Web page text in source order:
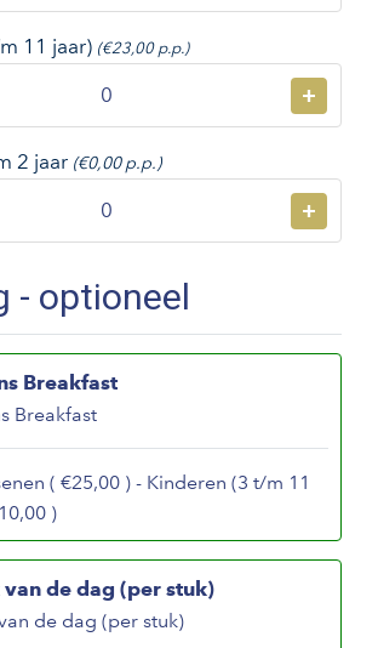
11 jaar) (€23,00 p.p.)
+
2 jaar (€0,00 p.p.)
+
- optioneel
Breakfast
Breakfast
( €25,00 ) - Kinderen (3 t/m 11
)
van de dag (per stuk)
de dag (per stuk)